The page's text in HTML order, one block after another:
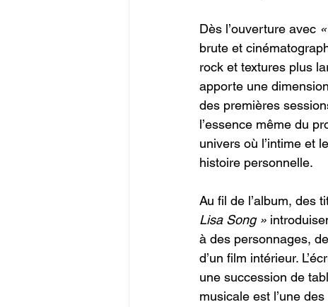
Dès l’ouverture avec
brute et
rock et textures plus
apporte une
des premières
l’essence même du
univers où l’intime et
histoire personnelle.
Au fil de l’album, des
Lisa Song »
à des personnages,
d’un film intérieur.
une succession de
musicale est l’une